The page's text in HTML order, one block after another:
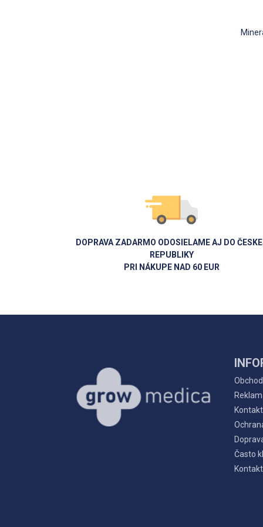
DOPRAVA ZADARMO ODOSIELAME AJ DO
REPUBLIKY
PRI NÁKUPE NAD 60 EUR
Kontakt
Často